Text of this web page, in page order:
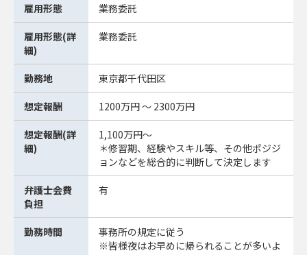
雇用形態 業務委託
雇用形態(詳
細)
業務委託
勤務地 東京都千代田区
想定報酬 1200万円 ～ 2300万円
想定報酬(詳
細)
1,100万円～
＊修習期、経験やスキル等、その他ポジジ
ョンなどを総合的に判断して決定します
弁護士会費
負担
有
勤務時間
事務所の規定に従う
※皆様夜はお早めに帰られることが多いよ